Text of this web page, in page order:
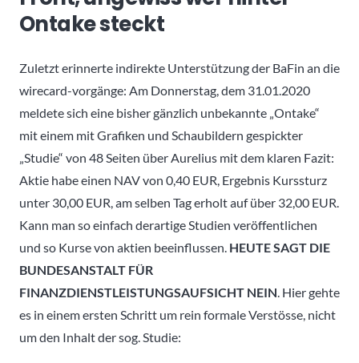
Ontake steckt
Zuletzt erinnerte indirekte Unterstützung der BaFin an die
wirecard-vorgänge: Am Donnerstag, dem 31.01.2020
meldete sich eine bisher gänzlich unbekannte „Ontake“
mit einem mit Grafiken und Schaubildern gespickter
„Studie“ von 48 Seiten über Aurelius mit dem klaren Fazit:
Aktie habe einen NAV von 0,40 EUR, Ergebnis Kurssturz
unter 30,00 EUR, am selben Tag erholt auf über 32,00 EUR.
Kann man so einfach derartige Studien veröffentlichen
und so Kurse von aktien beeinflussen. HEUTE SAGT DIE
BUNDESANSTALT FÜR
FINANZDIENSTLEISTUNGSAUFSICHT NEIN. Hier gehte
es in einem ersten Schritt um rein formale Verstösse, nicht
um den Inhalt der sog. Studie: